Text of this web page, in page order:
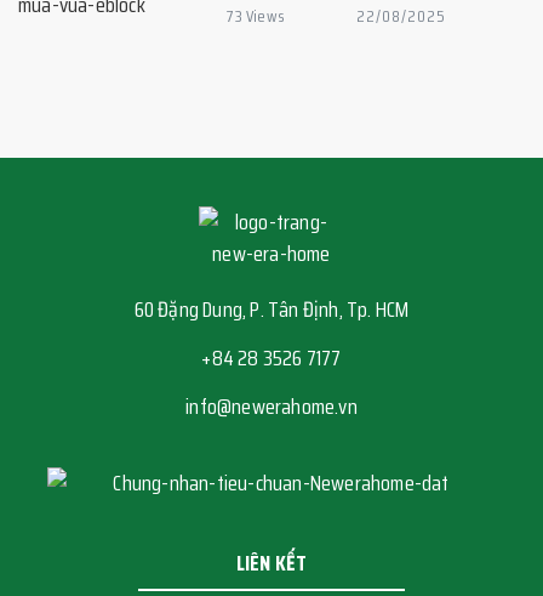
73 Views 22/08/2025
60 Đặng Dung, P. Tân Định, Tp. HCM
+84 28 3526 7177
info@newerahome.vn
LIÊN KẾT